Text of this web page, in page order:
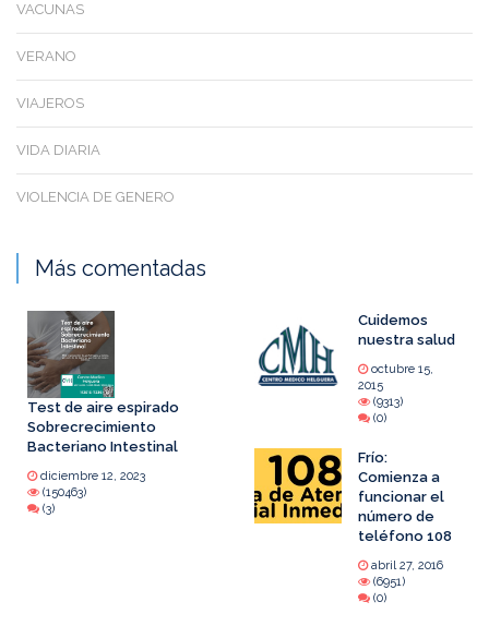
VACUNAS
VERANO
VIAJEROS
VIDA DIARIA
VIOLENCIA DE GENERO
Más comentadas
Test de aire espirado
Sobrecrecimiento
Bacteriano Intestinal
diciembre 12, 2023
(150463)
(3)
Cuidemos
nuestra salud
octubre 15,
2015
(9313)
(0)
Frío:
Comienza a
funcionar el
número de
teléfono 108
abril 27, 2016
(6951)
(0)